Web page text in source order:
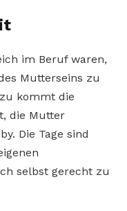
im Beruf waren,
Mutterseins zu
kommt die
die Mutter
Die Tage sind
selbst gerecht zu